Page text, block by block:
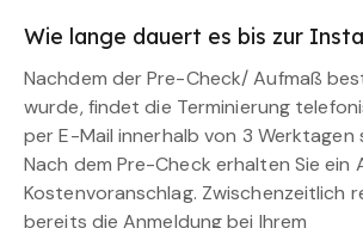
Wie lange dauert es bis zur
Nachdem der Pre-Check/ Aufmaß
wurde, findet die Terminierung
per E-Mail innerhalb von 3
Nach dem Pre-Check erhalten Sie ein
Kostenvoranschlag. Zwischenzeitlich
bereits die Anmeldung bei Ihrem